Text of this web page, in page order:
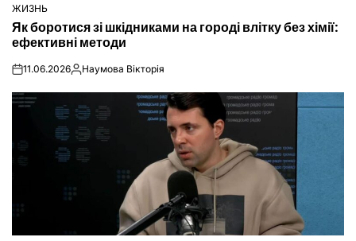
ОПУБЛІКУВАТИ
У
ЖИЗНЬ
Як боротися зі шкідниками на городі влітку без хімії:
ефективні методи
on11.06.2026Опубліковано
Наумова Вікторія